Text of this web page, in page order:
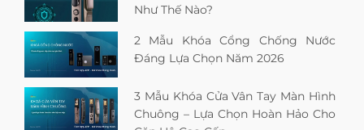
Như Thế Nào?
2 Mẫu Khóa Cổng Chống Nước
Đáng Lựa Chọn Năm 2026
3 Mẫu Khóa Cửa Vân Tay Màn Hình
Chuông – Lựa Chọn Hoàn Hảo Cho